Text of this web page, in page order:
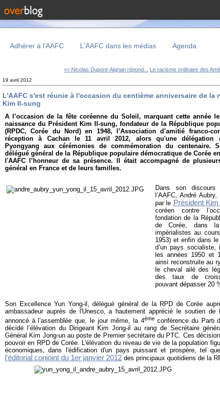
Adhérer à l'AAFC L'AAFC dans les médias Agenda
<< Nicolas Dupont-Aignan répond... Le racisme ordinaire des
19 avril 2012
L'AAFC s'est réunie à l'occasion du centième anniversaire de la
Kim Il-sung
A l’occasion de la fête coréenne du Soleil, marquant cette année
naissance du Président Kim Il-sung, fondateur de la République
(RPDC, Corée du Nord) en 1948, l’Association d’amitié franco-
réception à Cachan le 11 avril 2012, alors qu'une délégation
Pyongyang aux cérémonies de commémoration du centenaire.
délégué général de la République populaire démocratique de Corée
l'AAFC l’honneur de sa présence. Il était accompagné de
général en France et de leurs familles.
Dans son discours
l’AAFC, André
par le Président
coréen contre
fondation de la
de Corée, dans la
impérialistes au
1953) et enfin dans
d’un pays socialiste,
les années 1950 et
ainsi reconstruite au
le cheval ailé des
des taux de
pouvant dépasser 20
Son Excellence Yun Yong-il, délégué général de la RPD de Corée
ambassadeur auprès de l'Unesco, a hautement apprécié le soutien de
annoncé à l’assemblée que, le jour même, la 4èmeconférence du Parti
décidé l’élévation du Dirigeant Kim Jong-il au rang de Secrétaire
Général Kim Jong-un au poste de Premier secrétaire du PTC. Ces
pouvoir en RPD de Corée. L'élévation du niveau de vie de la population
économiques, dans l'édification d'un pays puissant et prospère, tel
l'éditorial conjoint du 1 erjanvier 2012 des principaux quotidiens de la